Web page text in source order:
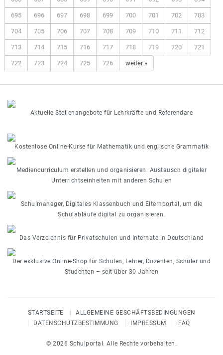
695 696 697 698 699 700 701 702 703
704 705 706 707 708 709 710 711 712
713 714 715 716 717 718 719 720 721
722 723 724 725 726 weiter »
Aktuelle Stellenangebote für Lehrkräfte und Referendare
Kostenlose Online-Kurse für Mathematik und englische Grammatik
Mediencurriculum erstellen und organisieren. Austausch digitaler
Unterrichtseinheiten mit anderen Schulen
Schulmanager, Digitales Klassenbuch und Elternportal, um die
Schulabläufe digital zu organisieren.
Das Verzeichnis für Privatschulen und Internate in Deutschland
Der exklusive Online-Shop für Schulen, Lehrer, Dozenten, Schüler und
Studenten – seit über 30 Jahren
STARTSEITE
ALLGEMEINE GESCHÄFTSBEDINGUNGEN
DATENSCHUTZBESTIMMUNG
IMPRESSUM FAQ
© 2026 Schulportal. Alle Rechte vorbehalten.